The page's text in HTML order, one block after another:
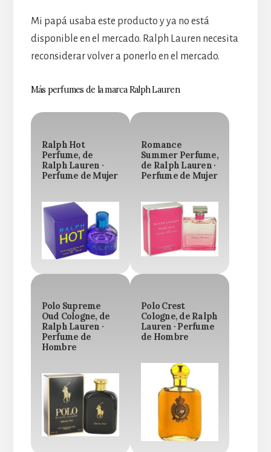
Mi papá usaba este producto y ya no está
disponible en el mercado. Ralph Lauren necesita
reconsiderar volver a ponerlo en el mercado.
Más perfumes de la marca Ralph Lauren
Ralph Hot
Perfume, de
Ralph Lauren ·
Perfume de Mujer
Romance
Summer Perfume,
de Ralph Lauren ·
Perfume de Mujer
Polo Supreme
Oud Cologne, de
Ralph Lauren ·
Perfume de
Hombre
Polo Crest
Cologne, de Ralph
Lauren · Perfume
de Hombre